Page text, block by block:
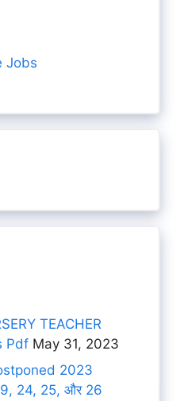
Jobs
TEACHER
Pdf May 31, 2023
2023
24, 25, और 26